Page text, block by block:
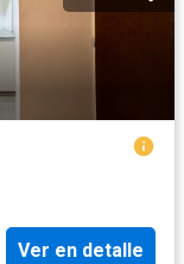
Ver en detalle